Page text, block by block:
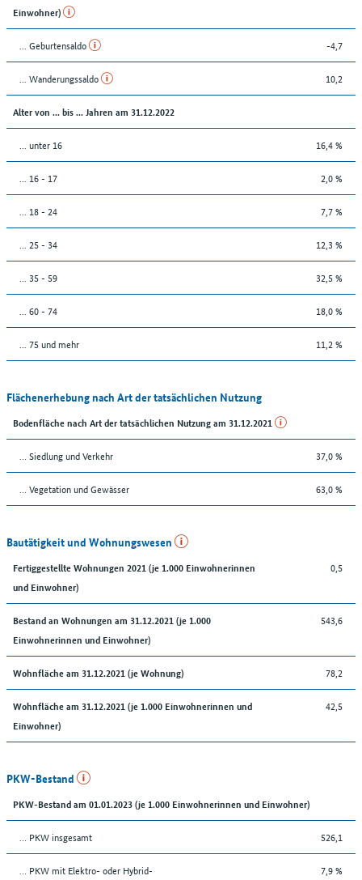
Einwohner)
... Geburtensaldo -4,7
... Wanderungssaldo 10,2
Alter von ... bis ... Jahren am 31.12.2022
... unter 16 16,4 %
... 16 - 17 2,0 %
... 18 - 24 7,7 %
... 25 - 34 12,3 %
... 35 - 59 32,5 %
... 60 - 74 18,0 %
... 75 und mehr 11,2 %
Flächenerhebung nach Art der tatsächlichen Nutzung
Bodenfläche nach Art der tatsächlichen Nutzung am 31.12.2021
… Siedlung und Verkehr 37,0 %
… Vegetation und Gewässer 63,0 %
Bautätigkeit und Wohnungswesen
Fertiggestellte Wohnungen 2021 (je 1.000 Einwohnerinnen
und Einwohner)
0,5
Bestand an Wohnungen am 31.12.2021 (je 1.000
Einwohnerinnen und Einwohner)
543,6
Wohnfläche am 31.12.2021 (je Wohnung) 78,2
Wohnfläche am 31.12.2021 (je 1.000 Einwohnerinnen und
Einwohner)
42,5
PKW-Bestand
PKW-Bestand am 01.01.2023 (je 1.000 Einwohnerinnen und Einwohner)
… PKW insgesamt 526,1
… PKW mit Elektro- oder Hybrid-
7,9 %